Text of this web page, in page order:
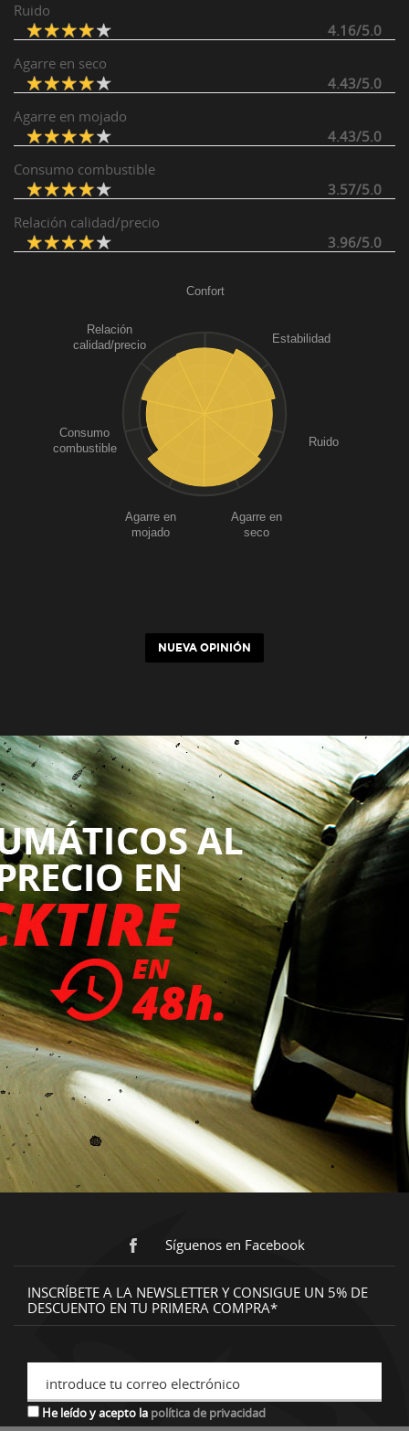
Ruido
4.16/5.0
Agarre en seco
4.43/5.0
Agarre en mojado
4.43/5.0
Consumo combustible
3.57/5.0
Relación calidad/precio
3.96/5.0
Confort
Estabilidad
Ruido
Agarre en
seco
Agarre en
mojado
Consumo
combustible
Relación
calidad/precio
NUEVA OPINIÓN
Síguenos en Facebook
INSCRÍBETE A LA NEWSLETTER Y CONSIGUE UN 5% DE
DESCUENTO EN TU PRIMERA COMPRA*
introduce tu correo electrónico
He leído y acepto la política de privacidad